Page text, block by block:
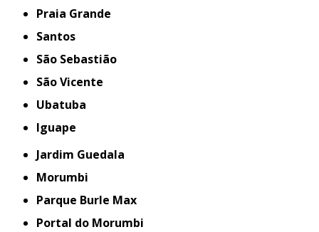
Praia Grande
Santos
São Sebastião
São Vicente
Ubatuba
iguape
Jardim Guedala
Morumbi
Parque Burle Max
Portal do Morumbi